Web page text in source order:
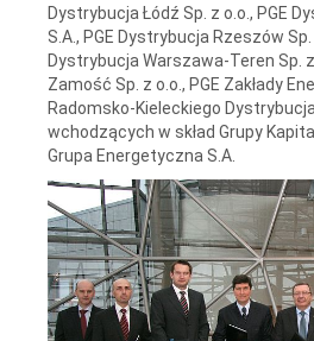
Dystrybucja Łódź Sp. z o.o., PGE
S.A., PGE Dystrybucja Rzeszów Sp.
Dystrybucja Warszawa-Teren Sp.
Zamość Sp. z o.o., PGE Zakłady
Radomsko-Kieleckiego
wchodzących w skład Grupy
Grupa Energetyczna S.A.